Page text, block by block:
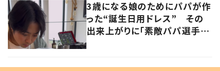
3歳になる娘のためにパパが作
った“誕生日用ドレス” その
出来上がりに「素敵パパ選手権